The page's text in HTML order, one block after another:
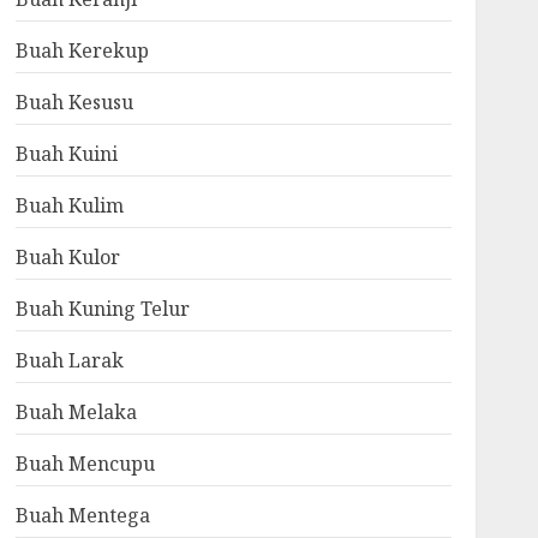
Buah Kerekup
Buah Kesusu
Buah Kuini
Buah Kulim
Buah Kulor
Buah Kuning Telur
Buah Larak
Buah Melaka
Buah Mencupu
Buah Mentega